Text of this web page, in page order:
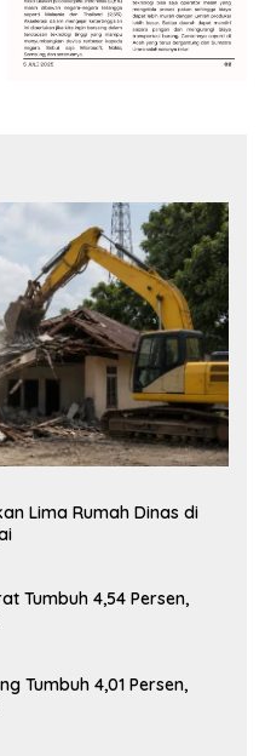
Lima Rumah Dinas di
Tumbuh 4,54 Persen,
Tumbuh 4,01 Persen,